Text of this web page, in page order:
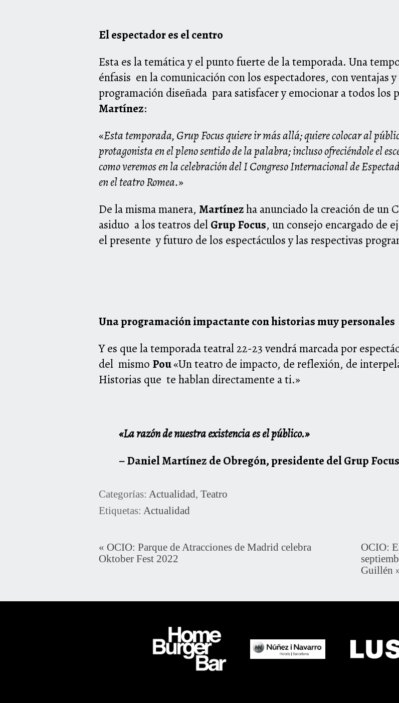
El espectador es el centro
Esta es la temática y el punto fuerte de la temporada. Una
énfasis en la comunicación con los espectadores, con ventajas
programación diseñada para satisfacer y emocionar a todos los
Martínez:
«Esta temporada, Grup Focus quiere ir más allá; quiere colocar al
protagonista en el pleno sentido de la palabra; incluso ofreciéndole el
como veremos en la celebración del I Congreso Internacional de
en el teatro Romea.»
De la misma manera, Martínezha anunciado la creación de un
asiduo a los teatros delGrup Focus, un consejo encargado de
el presente y futuro de los espectáculos y las respectivas
Una programación impactante con historias muy personales
Y es que la temporada teatral 22-23 vendrá marcada por
del mismo Pou«Un teatro de impacto, de reflexión, de
Historias que te hablan directamente a ti.»
«La razón de nuestra existencia es el público.»
– Daniel Martínez de Obregón, presidente del Grup
Categorías: Actualidad, Teatro
Etiquetas: Actualidad
« OCIO: Parque de Atracciones de Madrid celebra
Oktober Fest 2022
OCIO:
Guillén